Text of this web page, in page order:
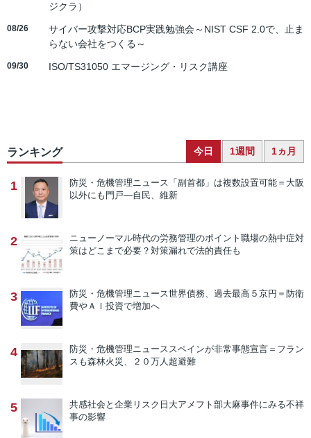
ジクラ）
08/26
サイバー攻撃対応BCP実践勉強会～NIST CSF 2.0で、止ま
らない会社をつくる～
09/30 ISO/TS31050 エマージング・リスク講座
ランキング 今日 1週間 1ヵ月
1 防災・危機管理ニュース 「副首都」は複数設置可能＝大阪
以外にも門戸―自民、維新
2 ニューノーマル時代の労務管理のポイント 職場の熱中症対
策はどこまで必要？対策漏れで法的責任も
3 防災・危機管理ニュース世界債務、過去最高５京円＝防衛
費やＡＩ投資で増加へ
4 防災・危機管理ニューススペインが非常事態宣言＝フラン
スも森林火災、２０万人超避難
5 共感社会と企業リスク 日大アメフト部大麻事件にみる不祥
事の影響